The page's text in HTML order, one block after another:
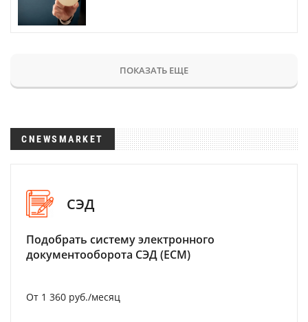
ПОКАЗАТЬ ЕЩЕ
CNEWSMARKET
СЭД
Подобрать систему электронного
документооборота СЭД (ECM)
От 1 360 руб./месяц